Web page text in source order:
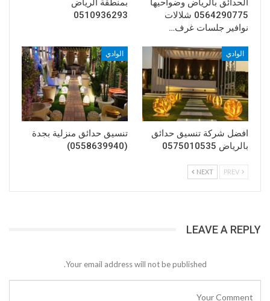
الحدائق بالرياض وضواحيها
0564290775 شلالات
نوافير جلسات غرف…
بمنطقة الرياض
0510936293
الوادي
افضل شركة تنسيق حدائق
بالرياض 0575010535
الوادي
تنسيق حدائق منزلية بجدة
(0558639940)
NEXT
LEAVE A REPLY
Your email address will not be published.